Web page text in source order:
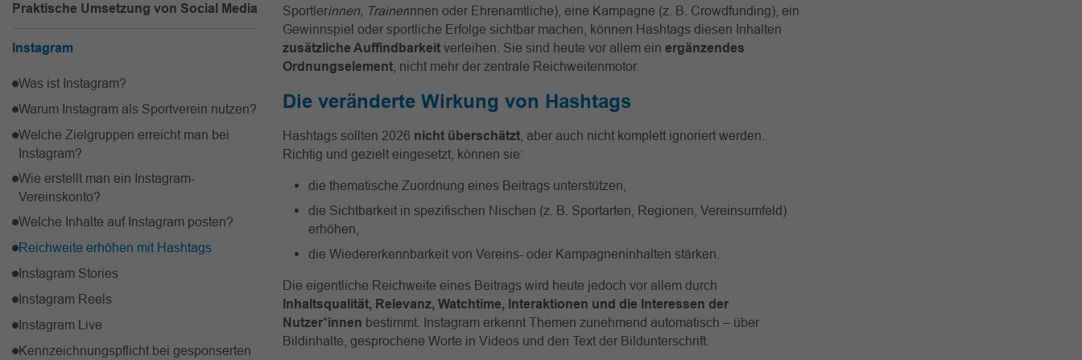
Praktische Umsetzung von Social Media
Instagram
Was ist Instagram?
Warum Instagram als Sportverein nutzen?
Welche Zielgruppen erreicht man bei
Instagram?
Wie erstellt man ein Instagram-
Vereinskonto?
Welche Inhalte auf Instagram posten?
Reichweite erhöhen mit Hashtags
Instagram Stories
Instagram Reels
Instagram Live
Kennzeichnungspflicht bei gesponserten
Sportlerinnen, Trainerinnen oder Ehrenamtliche), eine Kampagne (z. B. Crowdfunding), ein
Gewinnspiel oder sportliche Erfolge sichtbar machen, können Hashtags diesen Inhalten
zusätzliche Auffindbarkeit verleihen. Sie sind heute vor allem ein ergänzendes
Ordnungselement , nicht mehr der zentrale Reichweitenmotor.
Die veränderte Wirkung von Hashtags
Hashtags sollten 2026 nicht überschätzt , aber auch nicht komplett ignoriert werden.
Richtig und gezielt eingesetzt, können sie:
die thematische Zuordnung eines Beitrags unterstützen,
die Sichtbarkeit in spezifischen Nischen (z. B. Sportarten, Regionen, Vereinsumfeld)
erhöhen,
die Wiedererkennbarkeit von Vereins- oder Kampagneninhalten stärken.
Die eigentliche Reichweite eines Beitrags wird heute jedoch vor allem durch
Inhaltsqualität, Relevanz, Watchtime, Interaktionen und die Interessen der
Nutzer*innen bestimmt. Instagram erkennt Themen zunehmend automatisch – über
Bildinhalte, gesprochene Worte in Videos und den Text der Bildunterschrift.